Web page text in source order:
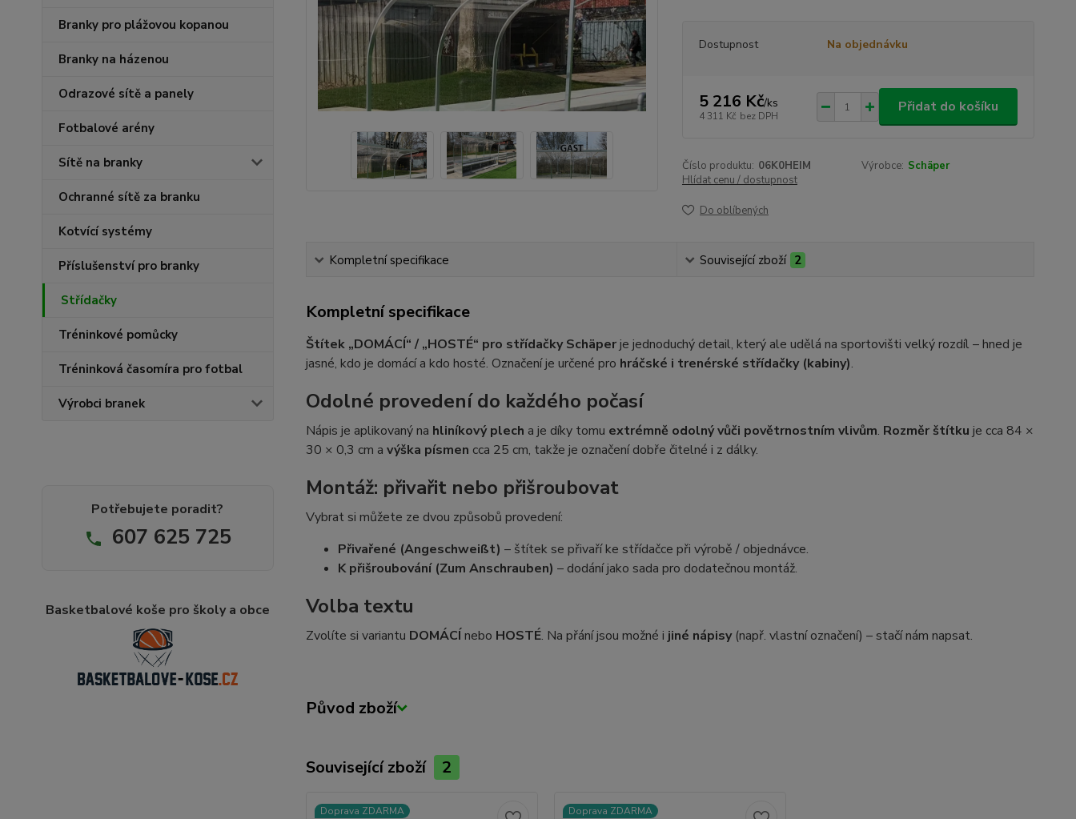
Branky pro plážovou kopanou
Branky na házenou
Odrazové sítě a panely
Fotbalové arény
Sítě na branky
Ochranné sítě za branku
Kotvící systémy
Příslušenství pro branky
Střídačky
Tréninkové pomůcky
Tréninková časomíra pro fotbal
Výrobci branek
Potřebujete poradit?
607 625 725
Basketbalové koše pro školy a obce
Dostupnost Na objednávku
5 216 Kč/ks
4 311 Kč bez DPH
Přidat do košíku
Číslo produktu: 06K0HEIM Výrobce: Schäper
Hlídat cenu / dostupnost
Do oblíbených
Kompletní specifikace Související zboží 2
Kompletní specifikace
Štítek „DOMÁCÍ“ / „HOSTÉ“ pro střídačky Schäperje jednoduchý detail, který ale udělá na sportovišti velký rozdíl – hned je
jasné, kdo je domácí a kdo hosté. Označení je určené pro hráčské i trenérské střídačky (kabiny).
Odolné provedení do každého počasí
Nápis je aplikovaný na hliníkový plech a je díky tomu extrémně odolný vůči povětrnostním vlivům. Rozměr štítku je cca 84 ×
30 × 0,3 cm a výška písmen cca 25 cm, takže je označení dobře čitelné i z dálky.
Montáž: přivařit nebo přišroubovat
Vybrat si můžete ze dvou způsobů provedení:
Přivařené (Angeschweißt) – štítek se přivaří ke střídačce při výrobě / objednávce.
K přišroubování (Zum Anschrauben) – dodání jako sada pro dodatečnou montáž.
Volba textu
Zvolíte si variantu DOMÁCÍ nebo HOSTÉ. Na přání jsou možné i jiné nápisy(např. vlastní označení) – stačí nám napsat.
Původ zboží
Související zboží 2
Doprava ZDARMA Doprava ZDARMA